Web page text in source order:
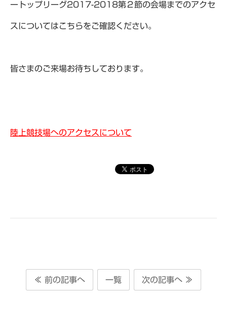
ートップリーグ2017-2018第２節の会場までのアクセ
スについてはこちらをご確認ください。
皆さまのご来場お待ちしております。
陸上競技場へのアクセスについて
≪ 前の記事へ 一覧 次の記事へ ≫